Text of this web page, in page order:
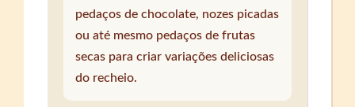
pedaços de chocolate, nozes picadas
ou até mesmo pedaços de frutas
secas para criar variações deliciosas
do recheio.